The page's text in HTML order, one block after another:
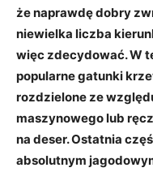
że naprawdę dobry
niewielka liczba
więc zdecydować. W
popularne gatunki
rozdzielone ze
maszynowego lub
na deser. Ostatnia
absolutnym